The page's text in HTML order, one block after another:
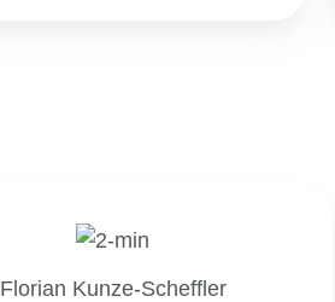
Florian Kunze-Scheffler